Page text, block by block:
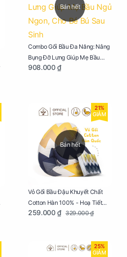
Bán hết
Combo Gối Bầu Đa Năng: Nâng
Bụng Đỡ Lưng Giúp Mẹ Bầu
Ngủ Ngon, Cho Bé Bú Sau Sinh
908.000 ₫
Bán hết
21%
GIẢM
Vỏ Gối Bầu Đậu Khuyết Chất
Cotton Hàn 100% - Hoạ Tiết
Ziczac
259.000 ₫ 329.000 ₫
25%
GIẢM